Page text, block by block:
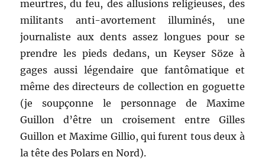
meurtres, du feu, des allusions religieuses, des
militants anti-avortement illuminés, une
journaliste aux dents assez longues pour se
prendre les pieds dedans, un Keyser Söze à
gages aussi légendaire que fantômatique et
même des directeurs de collection en goguette
(je soupçonne le personnage de Maxime
Guillon d’être un croisement entre Gilles
Guillon et Maxime Gillio, qui furent tous deux à
la tête des Polars en Nord).